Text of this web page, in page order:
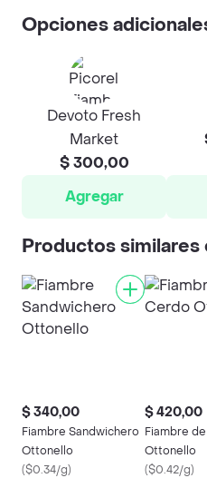
Opciones
Devoto Fresh
Market
$ 300,00
Agregar
Productos similares
$ 340,00
Fiambre Sandwichero
Ottonello
($0.34/g)
$ 420,00
Fiambre
Ottonello
($0.42/g)